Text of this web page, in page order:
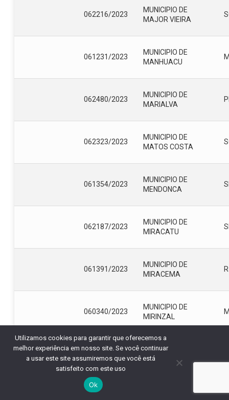
062216/2023
MUNICIPIO DE
MAJOR VIEIRA
061231/2023
MUNICIPIO DE
MANHUACU
062480/2023
MUNICIPIO DE
MARIALVA
062323/2023
MUNICIPIO DE
MATOS COSTA
061354/2023
MUNICIPIO DE
MENDONCA
062187/2023
MUNICIPIO DE
MIRACATU
061391/2023
MUNICIPIO DE
MIRACEMA
060340/2023
MUNICIPIO DE
MIRINZAL
MUNICIPIO DE
MORAUJO
Utilizamos cookies para garantir que oferecemos a
melhor experiência em nosso site. Se você continuar
a usar este site assumiremos que você está
satisfeito com este uso
Ok